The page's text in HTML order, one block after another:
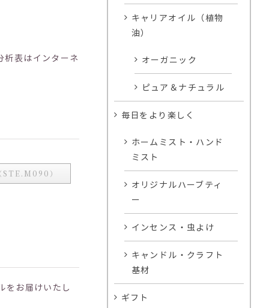
析表はインターネ
STE.M090）
をお届けいたし
キャリアオイル（植物
油）
オーガニック
ピュア＆ナチュラル
毎日をより楽しく
ホームミスト・ハンド
ミスト
オリジナルハーブティ
ー
インセンス・虫よけ
キャンドル・クラフト
基材
ギフト